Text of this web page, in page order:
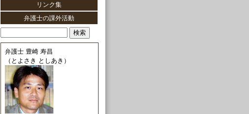
リンク集
弁護士の課外活動
弁護士 豊崎 寿昌
（とよさき としあき）